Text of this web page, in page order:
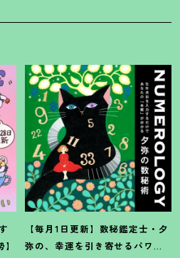
【毎月1日更新】数秘鑑定士・夕
弥の、幸運を引き寄せるパワー